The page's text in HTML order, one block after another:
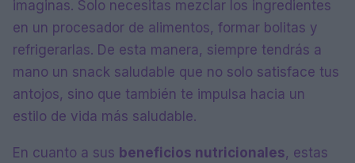
imaginas. Solo necesitas mezclar los ingredientes
en un procesador de alimentos, formar bolitas y
refrigerarlas. De esta manera, siempre tendrás a
mano un snack saludable que no solo satisface tus
antojos, sino que también te impulsa hacia un
estilo de vida más saludable.
En cuanto a sus beneficios nutricionales, estas